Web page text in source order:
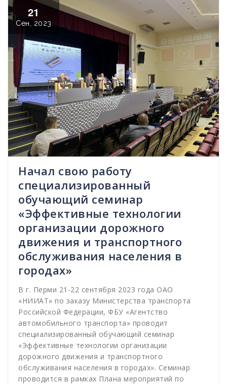
21
Сен, 2023
Начал свою работу
специализированный
обучающий семинар
«Эффективные технологии
организации дорожного
движения и транспортного
обслуживания населения в
городах»
В г. Перми 21-22 сентября 2023 года ОАО
«НИИАТ» по заказу Министерства транспорта
Российской Федерации, ФБУ «Агентство
автомобильного транспорта» проводит
специализированный обучающий семинар
«Эффективные технологии организации
дорожного движения и транспортного
обслуживания населения в городах». Семинар
проводится в рамках Плана мероприятий по